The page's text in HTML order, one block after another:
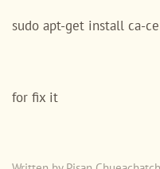
sudo apt-get install ca-
for fix it